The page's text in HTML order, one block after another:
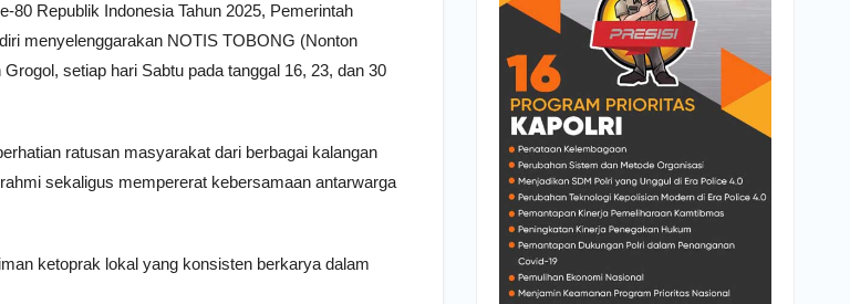
80 Republik Indonesia Tahun 2025, Pemerintah
menyelenggarakan NOTIS TOBONG (Nonton
setiap hari Sabtu pada tanggal 16, 23, dan 30
ratusan masyarakat dari berbagai kalangan
sekaligus mempererat kebersamaan antarwarga
ketoprak lokal yang konsisten berkarya dalam